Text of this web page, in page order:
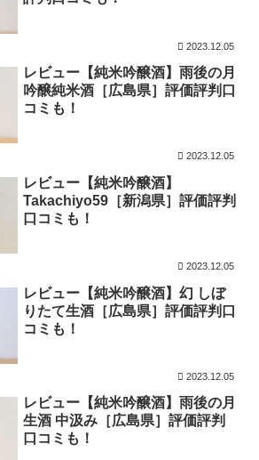
2023.12.05
レビュー【純米吟醸酒】雨後の月
吟醸純米酒［広島県］評価評判口
コミも！
2023.12.05
レビュー【純米吟醸酒】
Takachiyo59［新潟県］評価評判
口コミも！
2023.12.05
レビュー【純米吟醸酒】幻 しぼ
りたて生酒［広島県］評価評判口
コミも！
2023.12.05
レビュー【純米吟醸酒】雨後の月
生酒 中汲み［広島県］評価評判
口コミも！